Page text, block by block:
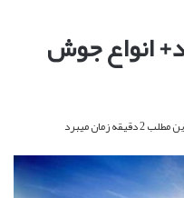
انواع جوش
زمان میبرد